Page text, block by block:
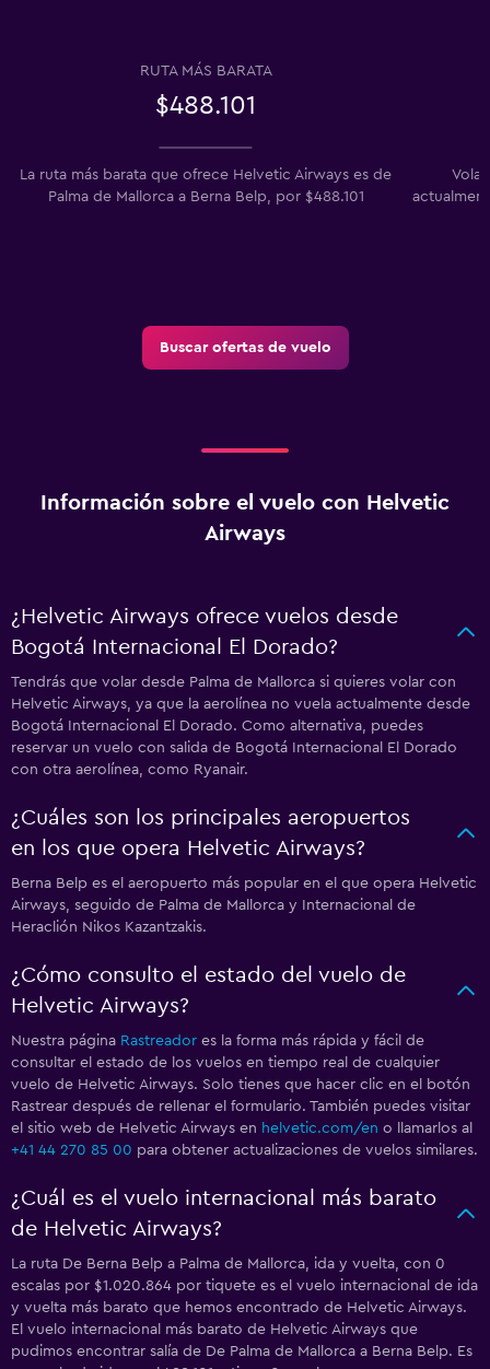
RUTA MÁS BARATA
$488.101
La ruta más barata que ofrece Helvetic Airways es de
Palma de Mallorca a Berna Belp, por $488.101
Buscar ofertas de vuelo
Información sobre el vuelo con Helvetic
Airways
¿Helvetic Airways ofrece vuelos desde
Bogotá Internacional El Dorado?
Tendrás que volar desde Palma de Mallorca si quieres volar con
Helvetic Airways, ya que la aerolínea no vuela actualmente desde
Bogotá Internacional El Dorado. Como alternativa, puedes
reservar un vuelo con salida de Bogotá Internacional El Dorado
con otra aerolínea, como Ryanair.
¿Cuáles son los principales aeropuertos
en los que opera Helvetic Airways?
Berna Belp es el aeropuerto más popular en el que opera Helvetic
Airways, seguido de Palma de Mallorca y Internacional de
Heraclión Nikos Kazantzakis.
¿Cómo consulto el estado del vuelo de
Helvetic Airways?
Nuestra página Rastreador es la forma más rápida y fácil de
consultar el estado de los vuelos en tiempo real de cualquier
vuelo de Helvetic Airways. Solo tienes que hacer clic en el botón
Rastrear después de rellenar el formulario. También puedes visitar
el sitio web de Helvetic Airways en helvetic.com/en o llamarlos al
+41 44 270 85 00 para obtener actualizaciones de vuelos similares.
¿Cuál es el vuelo internacional más barato
de Helvetic Airways?
La ruta De Berna Belp a Palma de Mallorca, ida y vuelta, con 0
escalas por $1.020.864 por tiquete es el vuelo internacional de ida
y vuelta más barato que hemos encontrado de Helvetic Airways.
El vuelo internacional más barato de Helvetic Airways que
pudimos encontrar salía de De Palma de Mallorca a Berna Belp. Es